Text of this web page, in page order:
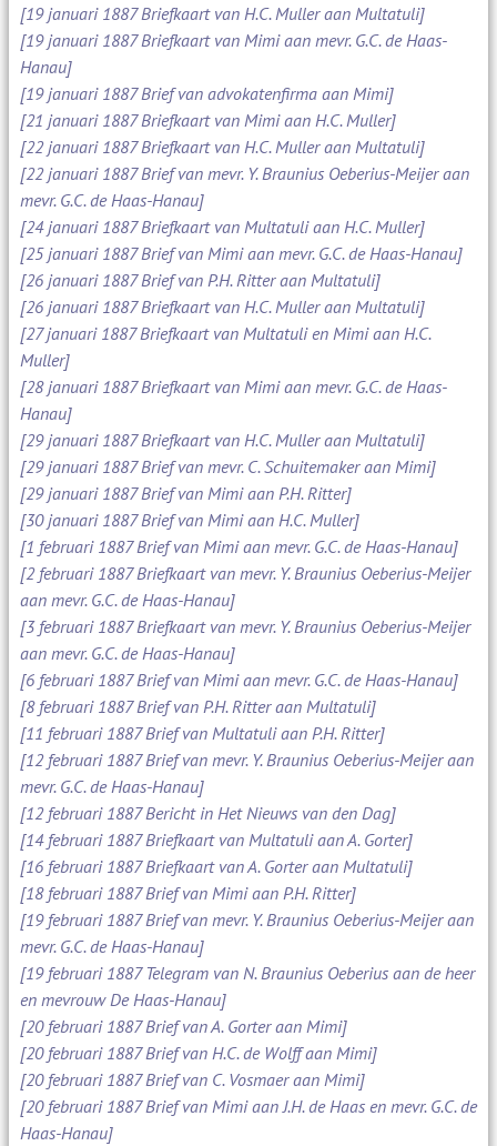
[19 januari 1887 Briefkaart van H.C. Muller aan Multatuli]
[19 januari 1887 Briefkaart van Mimi aan mevr. G.C. de Haas-
Hanau]
[19 januari 1887 Brief van advokatenfirma aan Mimi]
[21 januari 1887 Briefkaart van Mimi aan H.C. Muller]
[22 januari 1887 Briefkaart van H.C. Muller aan Multatuli]
[22 januari 1887 Brief van mevr. Y. Braunius Oeberius-Meijer aan
mevr. G.C. de Haas-Hanau]
[24 januari 1887 Briefkaart van Multatuli aan H.C. Muller]
[25 januari 1887 Brief van Mimi aan mevr. G.C. de Haas-Hanau]
[26 januari 1887 Brief van P.H. Ritter aan Multatuli]
[26 januari 1887 Briefkaart van H.C. Muller aan Multatuli]
[27 januari 1887 Briefkaart van Multatuli en Mimi aan H.C.
Muller]
[28 januari 1887 Briefkaart van Mimi aan mevr. G.C. de Haas-
Hanau]
[29 januari 1887 Briefkaart van H.C. Muller aan Multatuli]
[29 januari 1887 Brief van mevr. C. Schuitemaker aan Mimi]
[29 januari 1887 Brief van Mimi aan P.H. Ritter]
[30 januari 1887 Brief van Mimi aan H.C. Muller]
[1 februari 1887 Brief van Mimi aan mevr. G.C. de Haas-Hanau]
[2 februari 1887 Briefkaart van mevr. Y. Braunius Oeberius-Meijer
aan mevr. G.C. de Haas-Hanau]
[3 februari 1887 Briefkaart van mevr. Y. Braunius Oeberius-Meijer
aan mevr. G.C. de Haas-Hanau]
[6 februari 1887 Brief van Mimi aan mevr. G.C. de Haas-Hanau]
[8 februari 1887 Brief van P.H. Ritter aan Multatuli]
[11 februari 1887 Brief van Multatuli aan P.H. Ritter]
[12 februari 1887 Brief van mevr. Y. Braunius Oeberius-Meijer aan
mevr. G.C. de Haas-Hanau]
[12 februari 1887 Bericht in Het Nieuws van den Dag]
[14 februari 1887 Briefkaart van Multatuli aan A. Gorter]
[16 februari 1887 Briefkaart van A. Gorter aan Multatuli]
[18 februari 1887 Brief van Mimi aan P.H. Ritter]
[19 februari 1887 Brief van mevr. Y. Braunius Oeberius-Meijer aan
mevr. G.C. de Haas-Hanau]
[19 februari 1887 Telegram van N. Braunius Oeberius aan de heer
en mevrouw De Haas-Hanau]
[20 februari 1887 Brief van A. Gorter aan Mimi]
[20 februari 1887 Brief van H.C. de Wolff aan Mimi]
[20 februari 1887 Brief van C. Vosmaer aan Mimi]
[20 februari 1887 Brief van Mimi aan J.H. de Haas en mevr. G.C. de
Haas-Hanau]